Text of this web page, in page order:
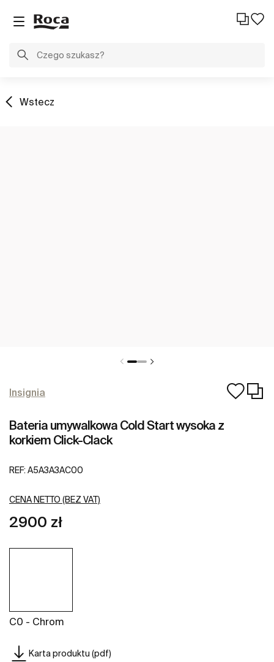
Wstecz
Insignia
Bateria umywalkowa Cold Start wysoka z
korkiem Click-Clack
REF: A5A3A3AC00
CENA NETTO (BEZ VAT)
2900 zł
C0 - Chrom
Karta produktu (pdf)